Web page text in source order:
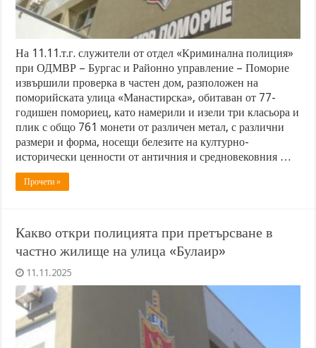
На 11.11.т.г. служители от отдел «Криминална полиция»
при ОДМВР – Бургас и Районно управление – Поморие
извършили проверка в частен дом, разположен на
поморийската улица «Манастирска», обитаван от 77-
годишен помориец, като намерили и изели три класьора и
плик с общо 761 монети от различен метал, с различни
размери и форма, носещи белезите на културно-
исторически ценности от античния и средновековния …
Прочети »
Какво откри полицията при претърсване в
частно жилище на улица «Булаир»
11.11.2025